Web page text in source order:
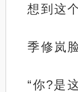
想到这
季修岚
“你?是